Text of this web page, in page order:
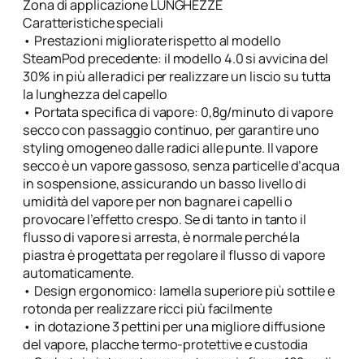
Zona di applicazione LUNGHEZZE
Caratteristiche speciali
• Prestazioni migliorate rispetto al modello
SteamPod precedente: il modello 4.0 si avvicina del
30% in più alle radici per realizzare un liscio su tutta
la lunghezza del capello
• Portata specifica di vapore: 0,8g/minuto di vapore
secco con passaggio continuo, per garantire uno
styling omogeneo dalle radici alle punte. Il vapore
secco è un vapore gassoso, senza particelle d’acqua
in sospensione, assicurando un basso livello di
umidità del vapore per non bagnare i capelli o
provocare l’effetto crespo. Se di tanto in tanto il
flusso di vapore si arresta, è normale perché la
piastra è progettata per regolare il flusso di vapore
automaticamente.
• Design ergonomico: lamella superiore più sottile e
rotonda per realizzare ricci più facilmente
• in dotazione 3 pettini per una migliore diffusione
del vapore, placche termo-protettive e custodia